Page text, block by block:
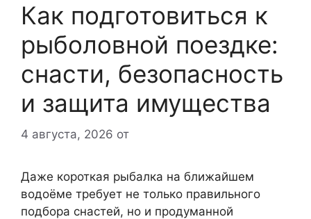
Как подготовиться к
рыболовной поездке:
снасти, безопасность
и защита имущества
4 августа, 2026 от
Даже короткая рыбалка на ближайшем
водоёме требует не только правильного
подбора снастей, но и продуманной